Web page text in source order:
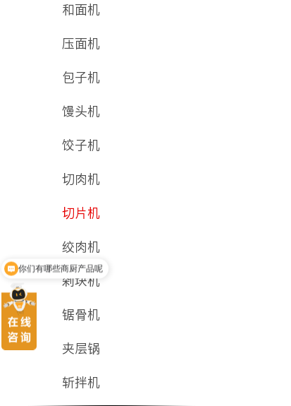
和面机
压面机
包子机
馒头机
饺子机
切肉机
切片机
绞肉机
剁块机
锯骨机
夹层锅
斩拌机
现在有优惠活动吗